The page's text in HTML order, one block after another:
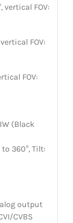
vertical FOV:
FOV:
FOV:
(Black
to 360°, Tilt:
output
CVBS